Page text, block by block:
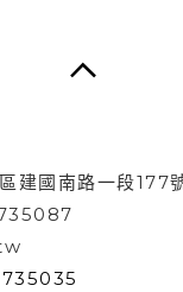
建國南路一段177